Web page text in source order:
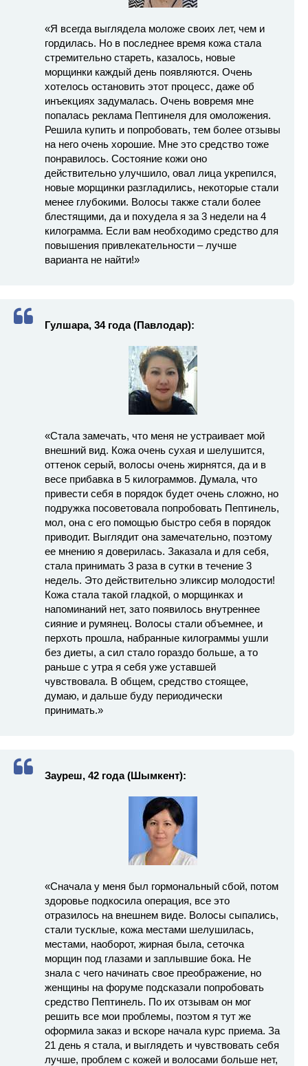
«Я всегда выглядела моложе своих лет, чем и
гордилась. Но в последнее время кожа стала
стремительно стареть, казалось, новые
морщинки каждый день появляются. Очень
хотелось остановить этот процесс, даже об
инъекциях задумалась. Очень вовремя мне
попалась реклама Пептинеля для омоложения.
Решила купить и попробовать, тем более отзывы
на него очень хорошие. Мне это средство тоже
понравилось. Состояние кожи оно
действительно улучшило, овал лица укрепился,
новые морщинки разгладились, некоторые стали
менее глубокими. Волосы также стали более
блестящими, да и похудела я за 3 недели на 4
килограмма. Если вам необходимо средство для
повышения привлекательности – лучше
варианта не найти!»
Гулшара, 34 года (Павлодар):
«Стала замечать, что меня не устраивает мой
внешний вид. Кожа очень сухая и шелушится,
оттенок серый, волосы очень жирнятся, да и в
весе прибавка в 5 килограммов. Думала, что
привести себя в порядок будет очень сложно, но
подружка посоветовала попробовать Пептинель,
мол, она с его помощью быстро себя в порядок
приводит. Выглядит она замечательно, поэтому
ее мнению я доверилась. Заказала и для себя,
стала принимать 3 раза в сутки в течение 3
недель. Это действительно эликсир молодости!
Кожа стала такой гладкой, о морщинках и
напоминаний нет, зато появилось внутреннее
сияние и румянец. Волосы стали объемнее, и
перхоть прошла, набранные килограммы ушли
без диеты, а сил стало гораздо больше, а то
раньше с утра я себя уже уставшей
чувствовала. В общем, средство стоящее,
думаю, и дальше буду периодически
принимать.»
Зауреш, 42 года (Шымкент):
«Сначала у меня был гормональный сбой, потом
здоровье подкосила операция, все это
отразилось на внешнем виде. Волосы сыпались,
стали тусклые, кожа местами шелушилась,
местами, наоборот, жирная была, сеточка
морщин под глазами и заплывшие бока. Не
знала с чего начинать свое преображение, но
женщины на форуме подсказали попробовать
средство Пептинель. По их отзывам он мог
решить все мои проблемы, поэтом я тут же
оформила заказ и вскоре начала курс приема. За
21 день я стала, и выглядеть и чувствовать себя
лучше, проблем с кожей и волосами больше нет,